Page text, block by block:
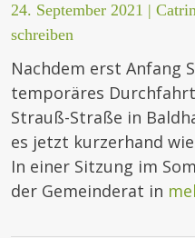
24. September 2021 |
schreiben
Nachdem erst Anfang
temporäres
Strauß-Straße in
es jetzt kurzerhand
In einer Sitzung im
der Gemeinderat in